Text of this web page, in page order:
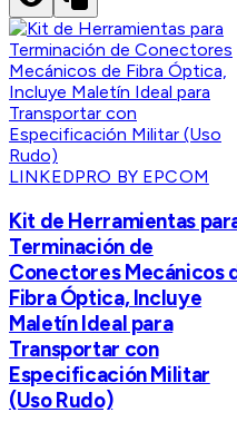
LINKEDPRO BY EPCOM
Kit de Herramientas
Terminación de
Conectores Mecánicos
Fibra Óptica, Incluye
Maletín Ideal para
Transportar con
Especificación Militar
(Uso Rudo)